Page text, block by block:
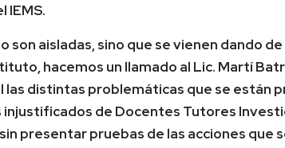
IEMS.
son aisladas, sino que se vienen dando
hacemos un llamado al Lic. Martí
las distintas problemáticas que se están
injustificados de Docentes Tutores
presentar pruebas de las acciones que